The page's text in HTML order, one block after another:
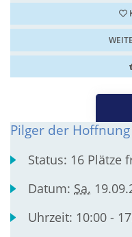
Pilger der Hoffnung
Status: 16 Plätze
Datum: Sa.
Uhrzeit: 10:00 -